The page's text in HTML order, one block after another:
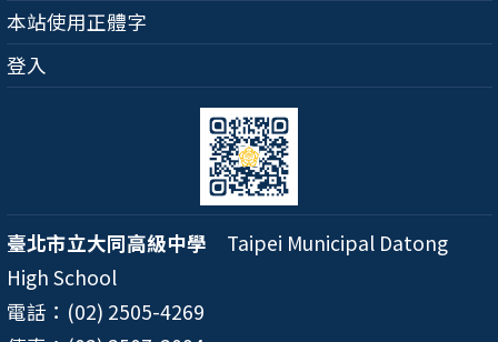
本站使用正體字
登入
臺北市立大同高級中學 Taipei Municipal Datong
High School
電話：(02) 2505-4269